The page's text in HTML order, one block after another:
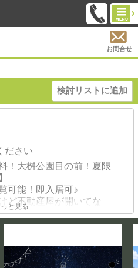
お問合せ
検討リストに追加
ださい
！大桝公園目の前！夏限
可能！即入居可♪
ど不動産屋が開いてな
イター営業スタートしまし
気軽にお問合せください
っと見る